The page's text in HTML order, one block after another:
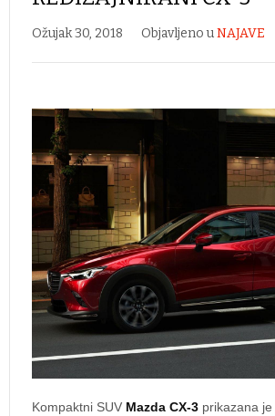
Ožujak 30, 2018 Objavljeno uNAJAVE
Kompaktni SUV Mazda CX-3 prikazana